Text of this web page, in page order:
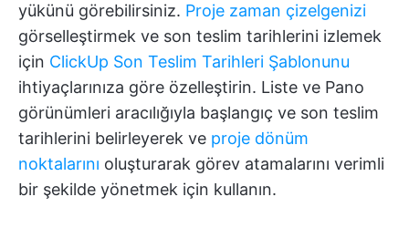
yükünü görebilirsiniz. Proje zaman çizelgenizi
görselleştirmek ve son teslim tarihlerini izlemek
için ClickUp Son Teslim Tarihleri Şablonunu
ihtiyaçlarınıza göre özelleştirin. Liste ve Pano
görünümleri aracılığıyla başlangıç ve son teslim
tarihlerini belirleyerek ve proje dönüm
noktalarını oluşturarak görev atamalarını verimli
bir şekilde yönetmek için kullanın.